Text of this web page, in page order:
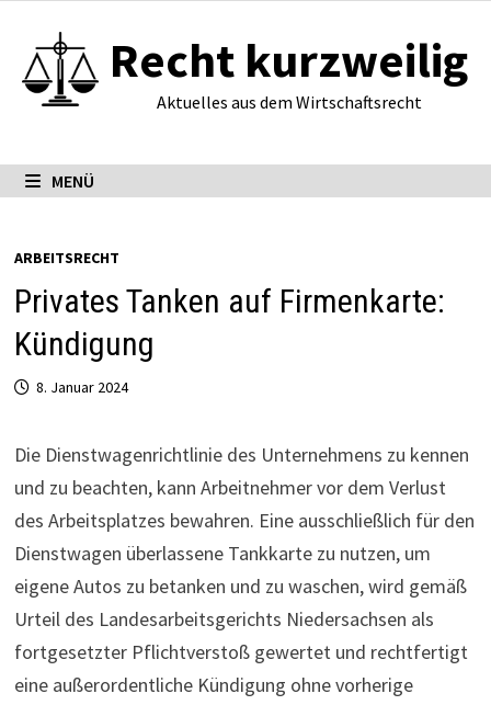
Inhalt
springen
Recht kurzweilig
Aktuelles aus dem Wirtschaftsrecht
MENÜ
ARBEITSRECHT
Privates Tanken auf Firmenkarte:
Kündigung
8. Januar 2024
Die Dienst­wa­gen­richt­linie des Unternehmens zu kennen
und zu beachten, kann Arbeitnehmer vor dem Verlust
des Arbeitsplatzes bewahren. Eine ausschließlich für den
Dienst­wagen über­las­sene Tank­karte zu nutzen, um
eigene Autos zu betanken und zu waschen, wird gemäß
Urteil des Lan­des­ar­beits­ge­richts Nie­der­sachsen als
fortgesetzter Pflichtverstoß gewertet und rechtfertigt
eine außerordentliche Kündigung ohne vor­he­rige